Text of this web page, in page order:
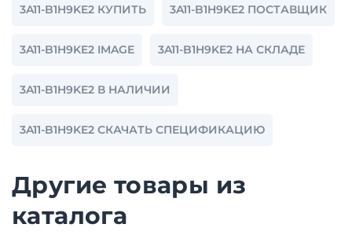
3A11-B1H9KE2 КУПИТЬ 3A11-B1H9KE2 ПОСТАВЩИК
3A11-B1H9KE2 IMAGE 3A11-B1H9KE2 НА СКЛАДЕ
3A11-B1H9KE2 В НАЛИЧИИ
3A11-B1H9KE2 СКАЧАТЬ СПЕЦИФИКАЦИЮ
Другие товары из
каталога